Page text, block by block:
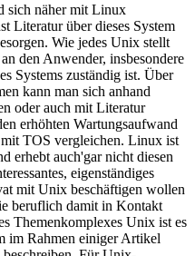
sich näher mit Linux
Literatur über dieses System
Wie jedes Unix stellt
den Anwender, insbesondere
Systems zuständig ist. Über
kann man sich anhand
oder auch mit Literatur
erhöhten Wartungsaufwand
TOS vergleichen. Linux ist
erhebt auch'gar nicht diesen
eigenständiges
mit Unix beschäftigen wollen
beruflich damit in Kontakt
Themenkomplexes Unix ist es
im Rahmen einiger Artikel